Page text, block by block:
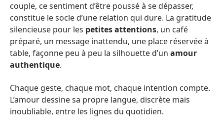
couple, ce sentiment d’être poussé à se dépasser,
constitue le socle d’une relation qui dure. La gratitude
silencieuse pour les petites attentions, un café
préparé, un message inattendu, une place réservée à
table, façonne peu à peu la silhouette d’un amour
authentique.
Chaque geste, chaque mot, chaque intention compte.
L’amour dessine sa propre langue, discrète mais
inoubliable, entre les lignes du quotidien.